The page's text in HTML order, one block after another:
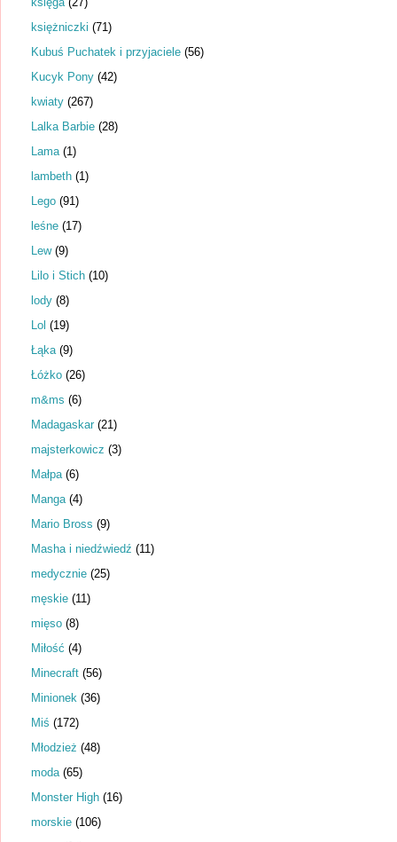
księżniczki (71)
Kubuś Puchatek i przyjaciele (56)
Kucyk Pony (42)
kwiaty (267)
Lalka Barbie (28)
Lama (1)
lambeth (1)
Lego (91)
leśne (17)
Lew (9)
Lilo i Stich (10)
lody (8)
Lol (19)
Łąka (9)
Łóżko (26)
m&ms (6)
Madagaskar (21)
majsterkowicz (3)
Małpa (6)
Manga (4)
Mario Bross (9)
Masha i niedźwiedź (11)
medycznie (25)
męskie (11)
mięso (8)
Miłość (4)
Minecraft (56)
Minionek (36)
Miś (172)
Młodzież (48)
moda (65)
Monster High (16)
morskie (106)